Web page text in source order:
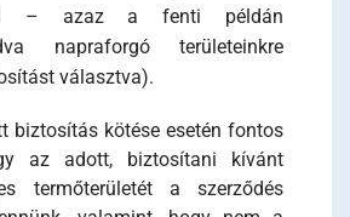
– azaz a fenti példán
napraforgó területeinkre
választva).
biztosítás kötése esetén fontos
az adott, biztosítani kívánt
termőterületét a szerződés